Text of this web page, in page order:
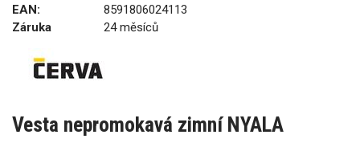
EAN:
8591806024113
Záruka
24 měsíců
Vesta nepromokavá zimní NYALA